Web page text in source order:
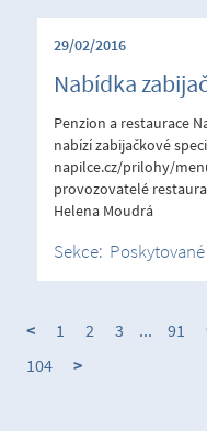
29/02/2016
Nabídka
Penzion a restaurace
nabízí zabijačkové
napilce.cz/prilohy/
provozovatelé
Helena Moudrá
Sekce:
< 1 2 3 ... 91
104
>